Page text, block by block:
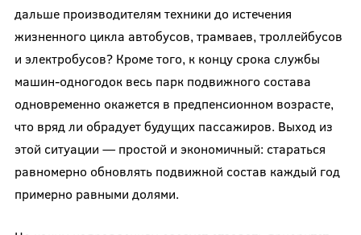
дальше производителям техники до истечения
жизненного цикла автобусов, трамваев, троллейбусов
и электробусов? Кроме того, к концу срока службы
машин-одногодок весь парк подвижного состава
одновременно окажется в предпенсионном возрасте,
что вряд ли обрадует будущих пассажиров. Выход из
этой ситуации — простой и экономичный: стараться
равномерно обновлять подвижной состав каждый год
примерно равными долями.